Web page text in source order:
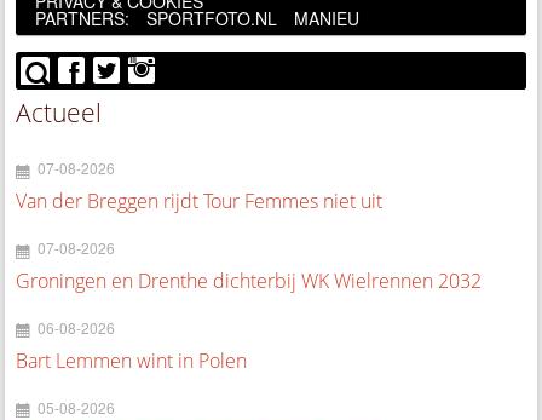
PARTNERS: SPORTFOTO.NL MANIEU
Actueel
07-08-2026
Van der Breggen rijdt Tour Femmes niet uit
07-08-2026
Groningen en Drenthe dichterbij WK Wielrennen 2032
06-08-2026
Bart Lemmen wint in Polen
05-08-2026